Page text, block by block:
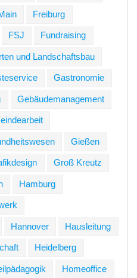
Freiburg
FSJ Fundraising
und Landschaftsbau
Gastronomie
Gebäudemanagement
Gießen
Groß Kreutz
Hamburg
Hannover Hausleitung
Heidelberg
Homeoffice